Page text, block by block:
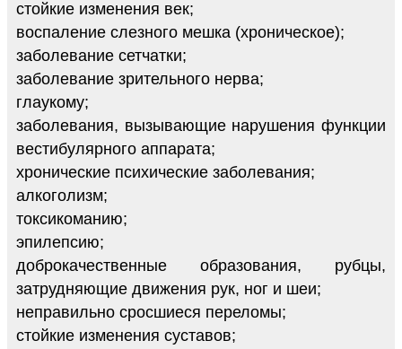
стойкие изменения век;
воспаление слезного мешка (хроническое);
заболевание сетчатки;
заболевание зрительного нерва;
глаукому;
заболевания, вызывающие нарушения функции
вестибулярного аппарата;
хронические психические заболевания;
алкоголизм;
токсикоманию;
эпилепсию;
доброкачественные образования, рубцы,
затрудняющие движения рук, ног и шеи;
неправильно сросшиеся переломы;
стойкие изменения суставов;